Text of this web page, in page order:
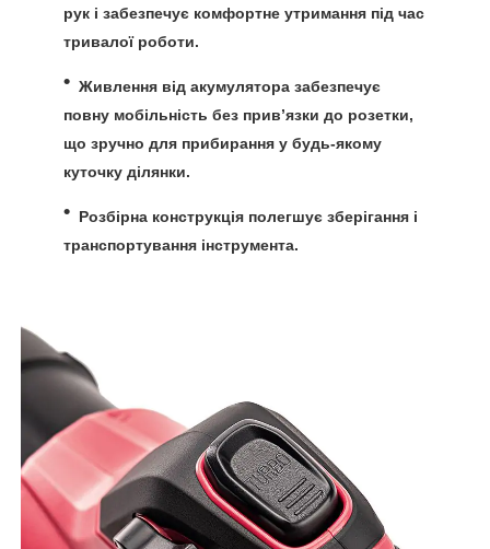
рук і забезпечує комфортне утримання під час
тривалої роботи.
Живлення від акумулятора забезпечує
повну мобільність без прив’язки до розетки,
що зручно для прибирання у будь-якому
куточку ділянки.
Розбірна конструкція полегшує зберігання і
транспортування інструмента.